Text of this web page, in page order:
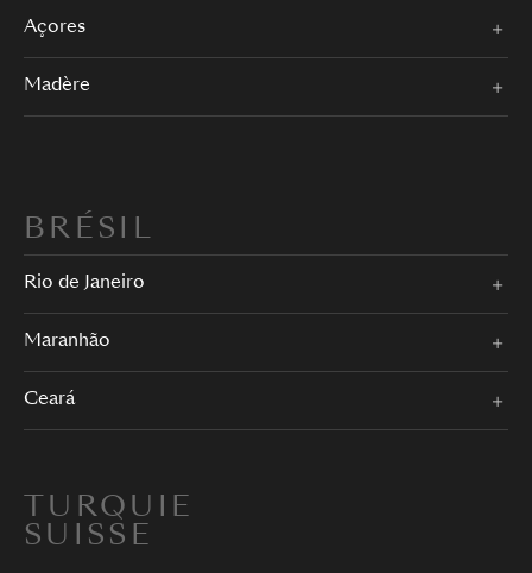
Açores
Madère
BRÉSIL
Rio de Janeiro
Maranhão
Ceará
TURQUIE
SUISSE